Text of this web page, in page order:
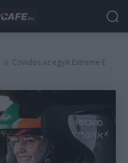
Covidos az egyik Extreme E